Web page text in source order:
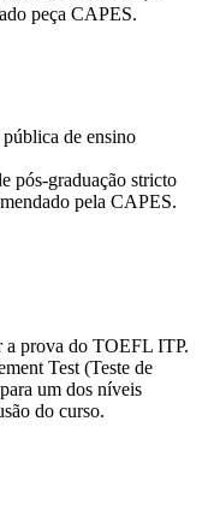
peça CAPES.
de ensino
pós-graduação stricto
pela CAPES.
a prova do TOEFL ITP.
Test (Teste de
um dos níveis
do curso.